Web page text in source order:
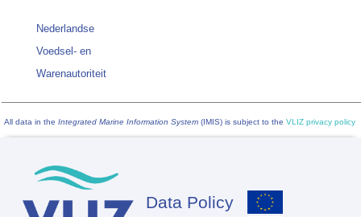
Nederlandse
Voedsel- en
Warenautoriteit
All data in the Integrated Marine Information System (IMIS) is subject to the VLIZ privacy policy
Data Policy